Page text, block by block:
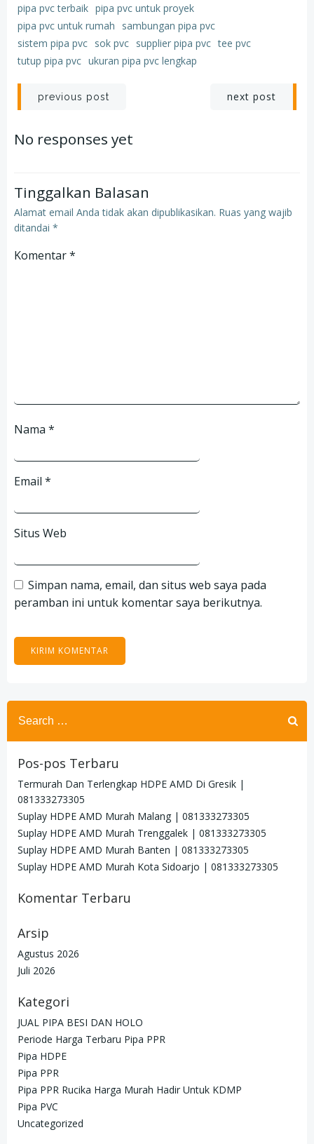
pipa pvc terbaik pipa pvc untuk proyek
pipa pvc untuk rumah
sambungan pipa pvc
sistem pipa pvc sok pvc supplier pipa pvc tee pvc
tutup pipa pvc ukuran pipa pvc lengkap
Post
navigation
previous post next post
No responses yet
Tinggalkan Balasan
Alamat email Anda tidak akan dipublikasikan. Ruas yang wajib
ditandai *
Komentar*
Nama *
Email *
Situs Web
Simpan nama, email, dan situs web saya pada
peramban ini untuk komentar saya berikutnya.
Search
for:
Pos-pos Terbaru
Termurah Dan Terlengkap HDPE AMD Di Gresik |
081333273305
Suplay HDPE AMD Murah Malang | 081333273305
Suplay HDPE AMD Murah Trenggalek | 081333273305
Suplay HDPE AMD Murah Banten | 081333273305
Suplay HDPE AMD Murah Kota Sidoarjo | 081333273305
Komentar Terbaru
Arsip
Agustus 2026
Juli 2026
Kategori
JUAL PIPA BESI DAN HOLO
Periode Harga Terbaru Pipa PPR
Pipa HDPE
Pipa PPR
Pipa PPR Rucika Harga Murah Hadir Untuk KDMP
Pipa PVC
Uncategorized